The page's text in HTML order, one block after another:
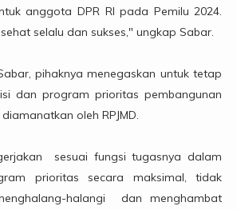
anggota DPR RI pada Pemilu 2024.
selalu dan sukses," ungkap Sabar.
pihaknya menegaskan untuk tetap
dan program prioritas pembangunan
oleh RPJMD.
sesuai fungsi tugasnya dalam
prioritas secara maksimal, tidak
halangi dan menghambat